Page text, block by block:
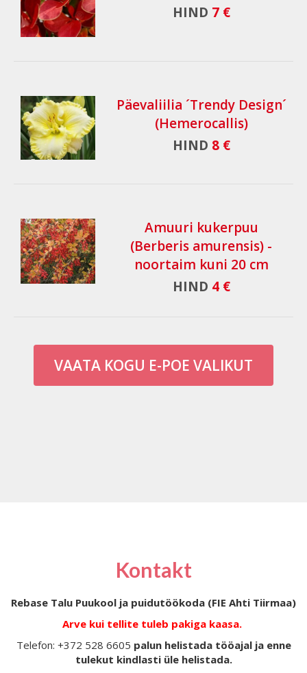
HIND 7 €
Päevaliilia ´Trendy Design´
(Hemerocallis)
HIND 8 €
Amuuri kukerpuu
(Berberis amurensis) -
noortaim kuni 20 cm
HIND 4 €
VAATA KOGU E-POE VALIKUT
Kontakt
Rebase Talu Puukool ja puidutöökoda (FIE Ahti Tiirmaa)
Arve kui tellite tuleb pakiga kaasa.
Telefon: +372 528 6605 palun helistada tööajal ja enne
tulekut kindlasti üle helistada.